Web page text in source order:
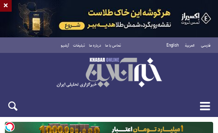
فارسی العربية English تماس با ما درباره ما تبلیغات آرشیو
دوشنبه ۱۹ مرداد ۱۴۰۵
×